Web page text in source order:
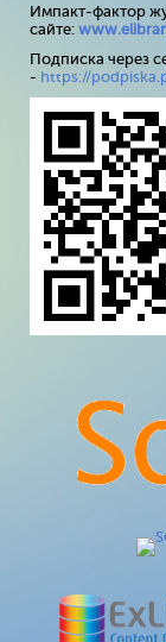
Импакт-фактор
сайте: www.
Подписка через
- https://